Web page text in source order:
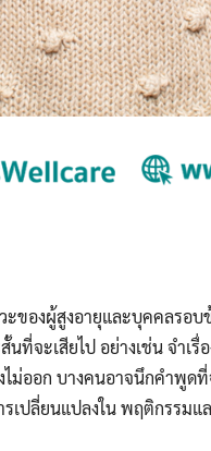
องผู้สูงอายุและบุคคลรอบ
ที่จะเสียไป อย่างเช่น จำเ
ออก บางคนอาจนึกคำพูด
เปลี่ยนแปลงใน พฤติกรรม